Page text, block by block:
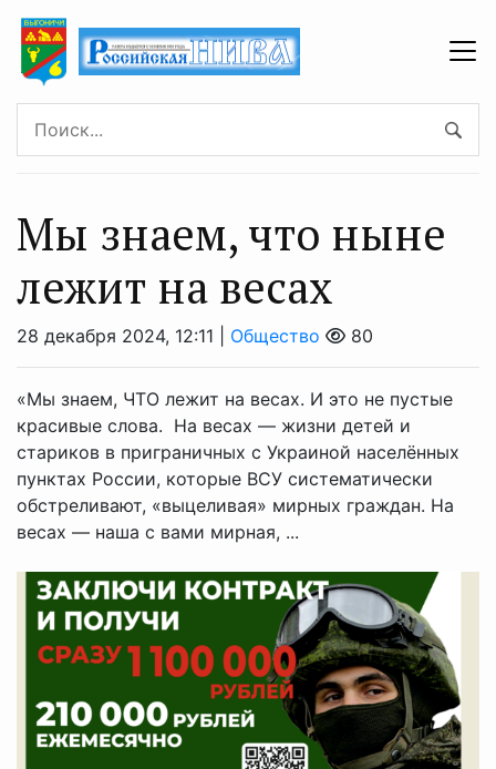
Мы знаем, что ныне
лежит на весах
28 декабря 2024, 12:11 | Общество 80
«Мы знаем, ЧТО лежит на весах. И это не пустые
красивые слова. На весах — жизни детей и
стариков в приграничных с Украиной населённых
пунктах России, которые ВСУ систематически
обстреливают, «выцеливая» мирных граждан. На
весах — наша с вами мирная, ...